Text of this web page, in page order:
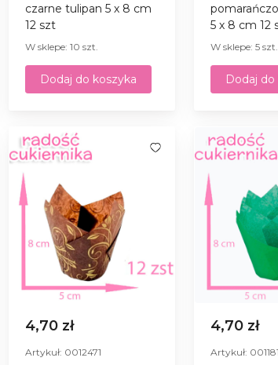
czarne tulipan 5 х 8 сm
12 szt
W sklepe: 10 szt.
Dodaj do koszyka
5 х 8 сm 12
W sklepe: 5 szt.
Dodaj do
4,70 zł
Artykuł: 0012471
4,70 zł
Artykuł: